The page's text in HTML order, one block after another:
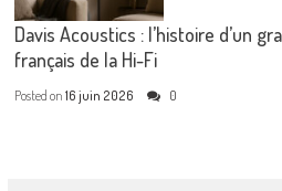
Davis Acoustics : l’histoire d’un
français de la Hi-Fi
Posted on16 juin 2026 0